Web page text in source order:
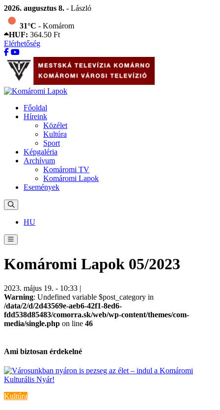
2026. augusztus 8. - László
31°C - Komárom
HUF: 364.50 Ft
Elérhetőség
Főoldal
Híreink
Közélet
Kultúra
Sport
Képgaléria
Archívum
Komáromi TV
Komáromi Lapok
Események
HU
Komáromi Lapok 05/2023
2023. május 19. - 10:33 |
Warning: Undefined variable $post_category in
/data/2/d/2d43569e-aeb6-42f1-8ed6-
fdd538d85483/comorra.sk/web/wp-content/themes/com-
media/single.php on line 46
Ami biztosan érdekelné
Kultúra